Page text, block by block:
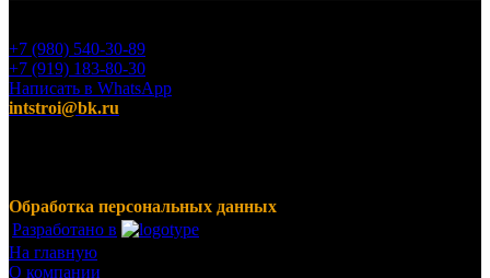
+7 (980) 540-30-89
+7 (919) 183-80-30
Написать в WhatsApp
intstroi@bk.ru
Обработка персональных данных
Разработано в
На главную
О компании